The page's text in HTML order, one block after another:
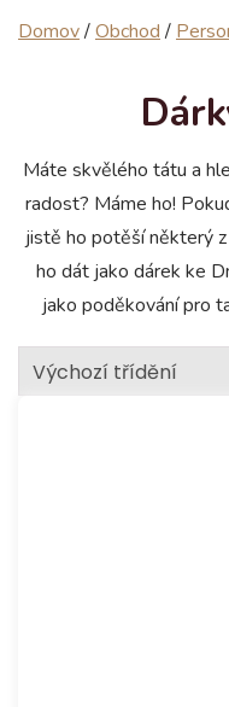
Domov/Obchod /
Máte skvělého tátu a
radost? Máme ho!
jistě ho potěší některý
ho dát jako dárek ke
jako poděkování pro